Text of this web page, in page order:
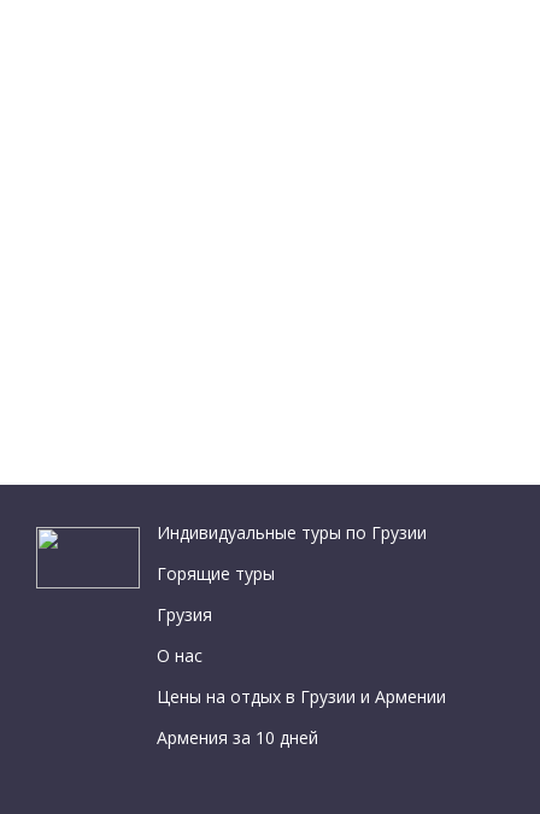
Индивидуальные туры по Грузии
Горящие туры
Грузия
О нас
Цены на отдых в Грузии и Армении
Армения за 10 дней